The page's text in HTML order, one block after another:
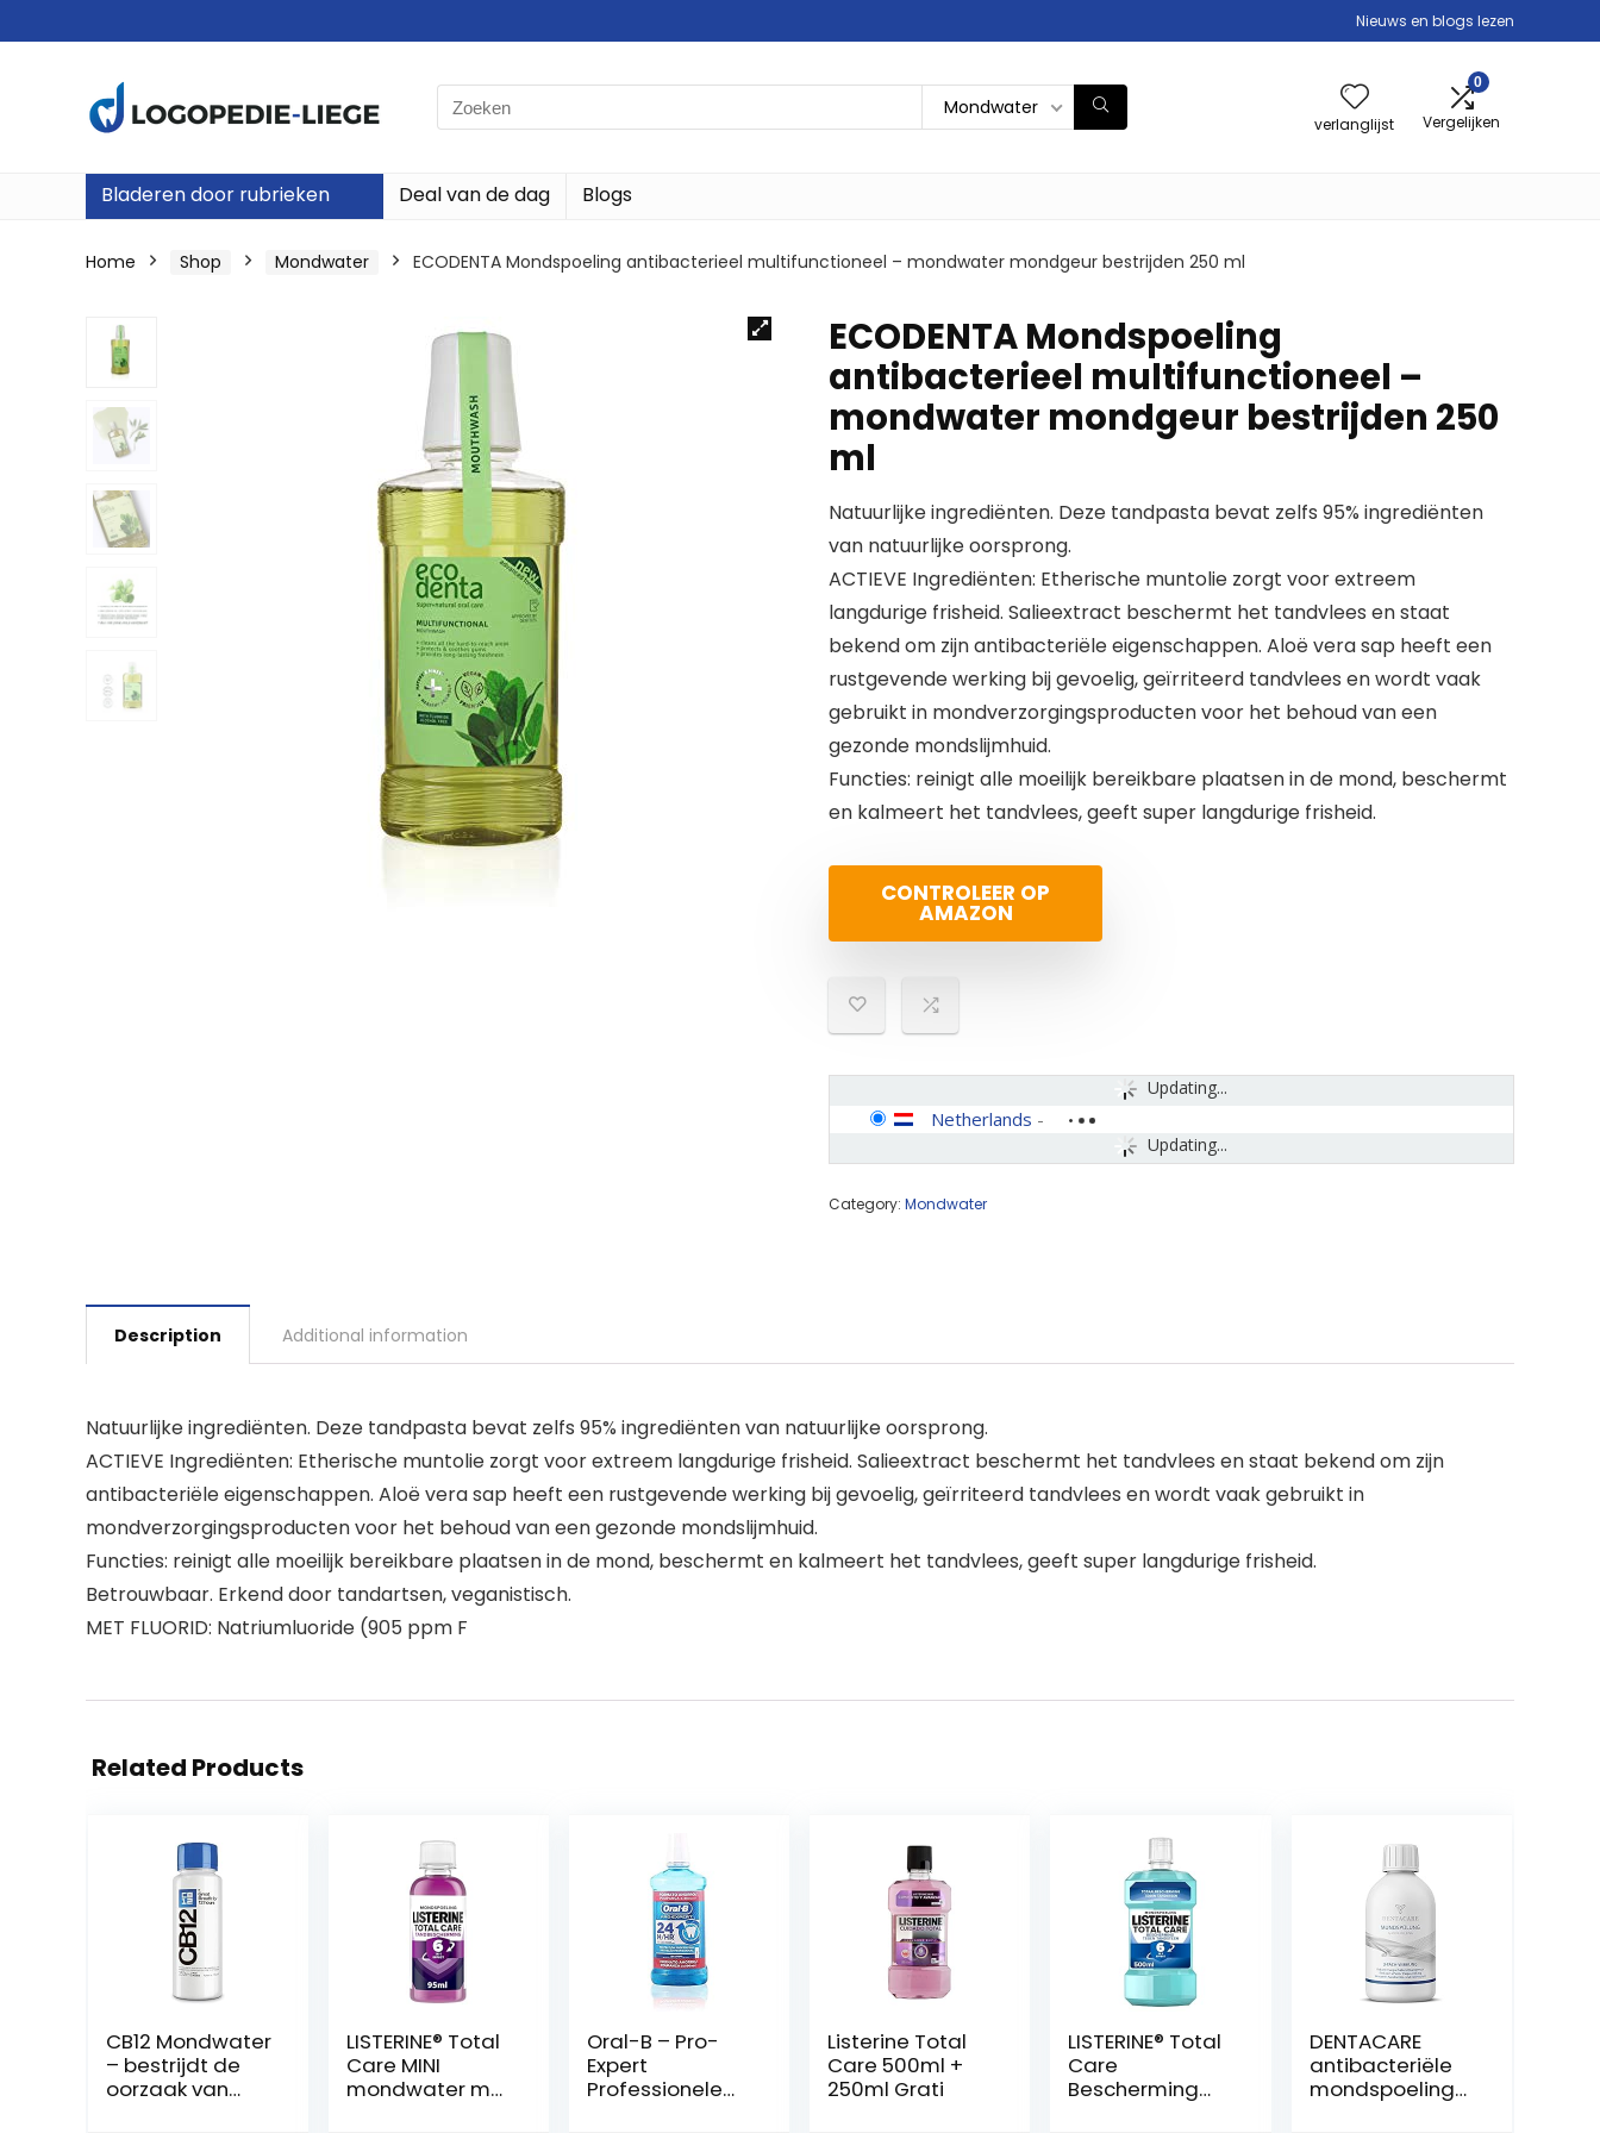
Nieuws en blogs lezen
Search
for:
Mondwater
verlanglijst
0
Vergelijken
Bladeren door rubrieken Deal van de dag Blogs
Home Shop Mondwater ECODENTA Mondspoeling antibacterieel multifunctioneel – mondwater mondgeur bestrijden 250 ml
ECODENTA Mondspoeling
antibacterieel multifunctioneel –
mondwater mondgeur bestrijden 250
ml
Natuurlijke ingrediënten. Deze tandpasta bevat zelfs 95% ingrediënten
van natuurlijke oorsprong.
ACTIEVE Ingrediënten: Etherische muntolie zorgt voor extreem
langdurige frisheid. Salieextract beschermt het tandvlees en staat
bekend om zijn antibacteriële eigenschappen. Aloë vera sap heeft een
rustgevende werking bij gevoelig, geïrriteerd tandvlees en wordt vaak
gebruikt in mondverzorgingsproducten voor het behoud van een
gezonde mondslijmhuid.
Functies: reinigt alle moeilijk bereikbare plaatsen in de mond, beschermt
en kalmeert het tandvlees, geeft super langdurige frisheid.
CONTROLEER OP
AMAZON
Updating...
Updating...
Netherlands -
Category: Mondwater
Description Additional information
Natuurlijke ingrediënten. Deze tandpasta bevat zelfs 95% ingrediënten van natuurlijke oorsprong.
ACTIEVE Ingrediënten: Etherische muntolie zorgt voor extreem langdurige frisheid. Salieextract beschermt het tandvlees en staat bekend om zijn
antibacteriële eigenschappen. Aloë vera sap heeft een rustgevende werking bij gevoelig, geïrriteerd tandvlees en wordt vaak gebruikt in
mondverzorgingsproducten voor het behoud van een gezonde mondslijmhuid.
Functies: reinigt alle moeilijk bereikbare plaatsen in de mond, beschermt en kalmeert het tandvlees, geeft super langdurige frisheid.
Betrouwbaar. Erkend door tandartsen, veganistisch.
MET FLUORID: Natriumluoride (905 ppm F
Related Products
CB12 Mondwater
– bestrijdt de
oorzaak van
LISTERINE® Total
Care MINI
mondwater met
Oral-B – Pro-
Expert
Professionele
Listerine Total
Care 500ml +
250ml Grati
LISTERINE® Total
Care
Bescherming
DENTACARE
antibacteriële
mondspoeling